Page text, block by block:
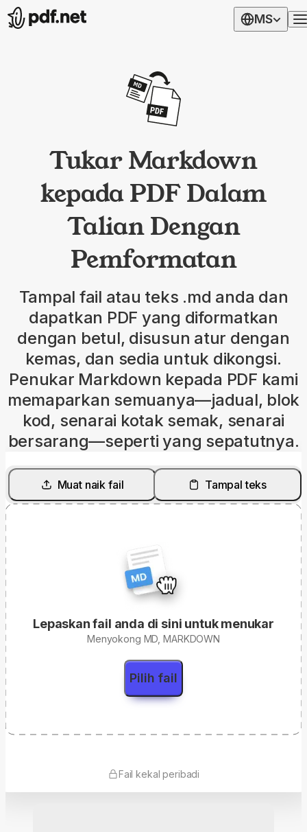
MS
Tukar Markdown
kepada PDF Dalam
Talian Dengan
Pemformatan
Tampal fail atau teks .md anda dan
dapatkan PDF yang diformatkan
dengan betul, disusun atur dengan
kemas, dan sedia untuk dikongsi.
Penukar Markdown kepada PDF kami
memaparkan semuanya—jadual, blok
kod, senarai kotak semak, senarai
bersarang—seperti yang sepatutnya.
Muat naik fail Tampal teks
Lepaskan fail anda di sini untuk menukar
Menyokong MD, MARKDOWN
Pilih fail
Fail kekal peribadi